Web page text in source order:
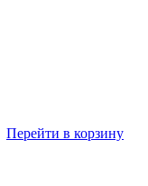
Перейти в корзину